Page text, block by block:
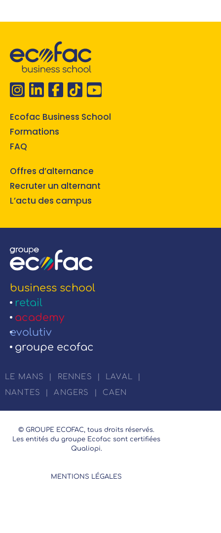
Ecofac Business School
Formations
FAQ
Offres d’alternance
Recruter un alternant
L’actu des campus
business school
retail
academy
evolutiv
groupe ecofac
LE MANS RENNES LAVAL
NANTES
ANGERS CAEN
© GROUPE ECOFAC, tous droits réservés.
Les entités du groupe Ecofac sont certifiées
Qualiopi.
MENTIONS LÉGALES